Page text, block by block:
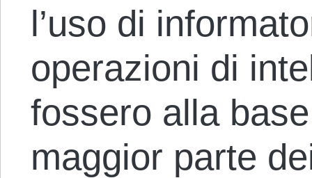
l’uso di
operazioni di
fossero alla
maggior parte